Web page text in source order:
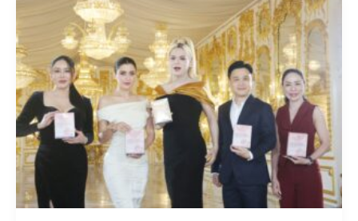
“ปู
ไป
รยา”เปิด
ตัว
“A
SECRET
MULTI
COLLAGEN
JELLY